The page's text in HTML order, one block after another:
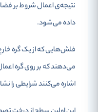
نتیجه‌ی اعمال شروط بر
داده می‌شود.
فلش‌هایی که از یک گره
می‌دهند که بر روی گره
اشاره می‌کنند شرایطی را